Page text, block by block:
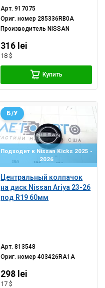
Арт.917075
Ориг. номер 285336RB0A
Производитель NISSAN
316 lei
18 $
Купить
Подходит к Nissan Kicks 2025 -
2026
Центральный колпачок
на диск Nissan Ariya 23-26
под R19 60мм
Б/У
Арт.813548
Ориг. номер403426RA1A
298 lei
17 $